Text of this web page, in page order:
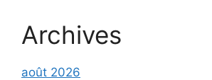
Archives
août 2026